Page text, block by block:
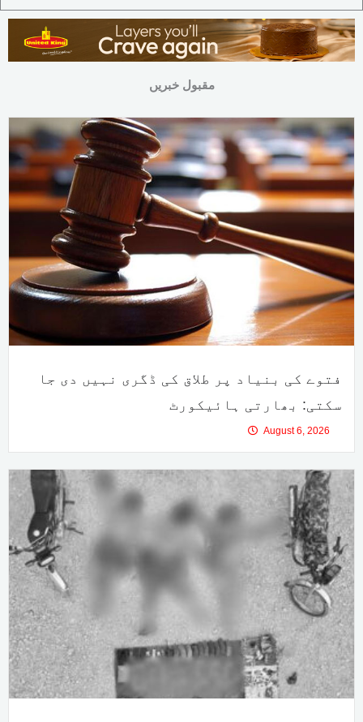
مقبول خبریں
فتوے کی بنیاد پر طلاق کی ڈگری نہیں دی جا
سکتی: بھارتی ہائیکورٹ
August 6, 2026